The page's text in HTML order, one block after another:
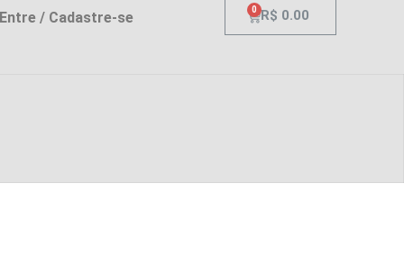
Entre / Cadastre-se R$ 0.00
0